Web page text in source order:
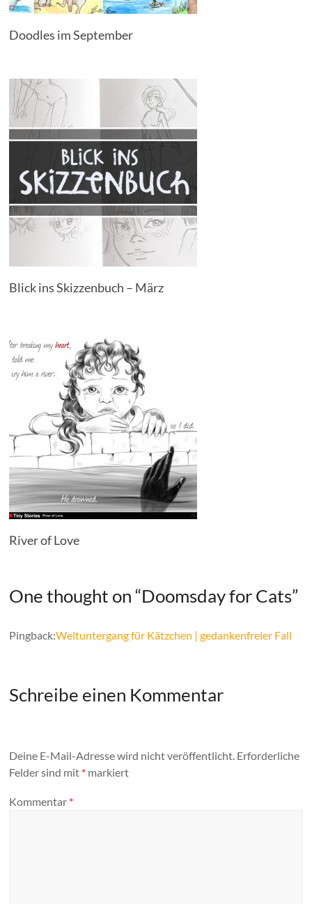
Doodles im September
Blick ins Skizzenbuch – März
River of Love
One thought on “Doomsday for Cats”
Pingback:Weltuntergang für Kätzchen | gedankenfreier Fall
Schreibe einen Kommentar
Deine E-Mail-Adresse wird nicht veröffentlicht. Erforderliche
Felder sind mit * markiert
Kommentar *